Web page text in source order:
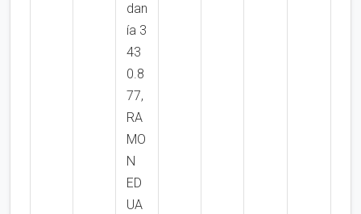
dan
ía 3
43
0.8
77,
RA
MO
N
ED
UA